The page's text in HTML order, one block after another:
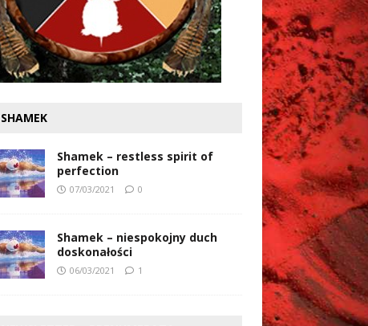
SHAMEK
Shamek – restless spirit of
perfection
07/03/2021 0
Shamek – niespokojny duch
doskonałości
06/03/2021 1